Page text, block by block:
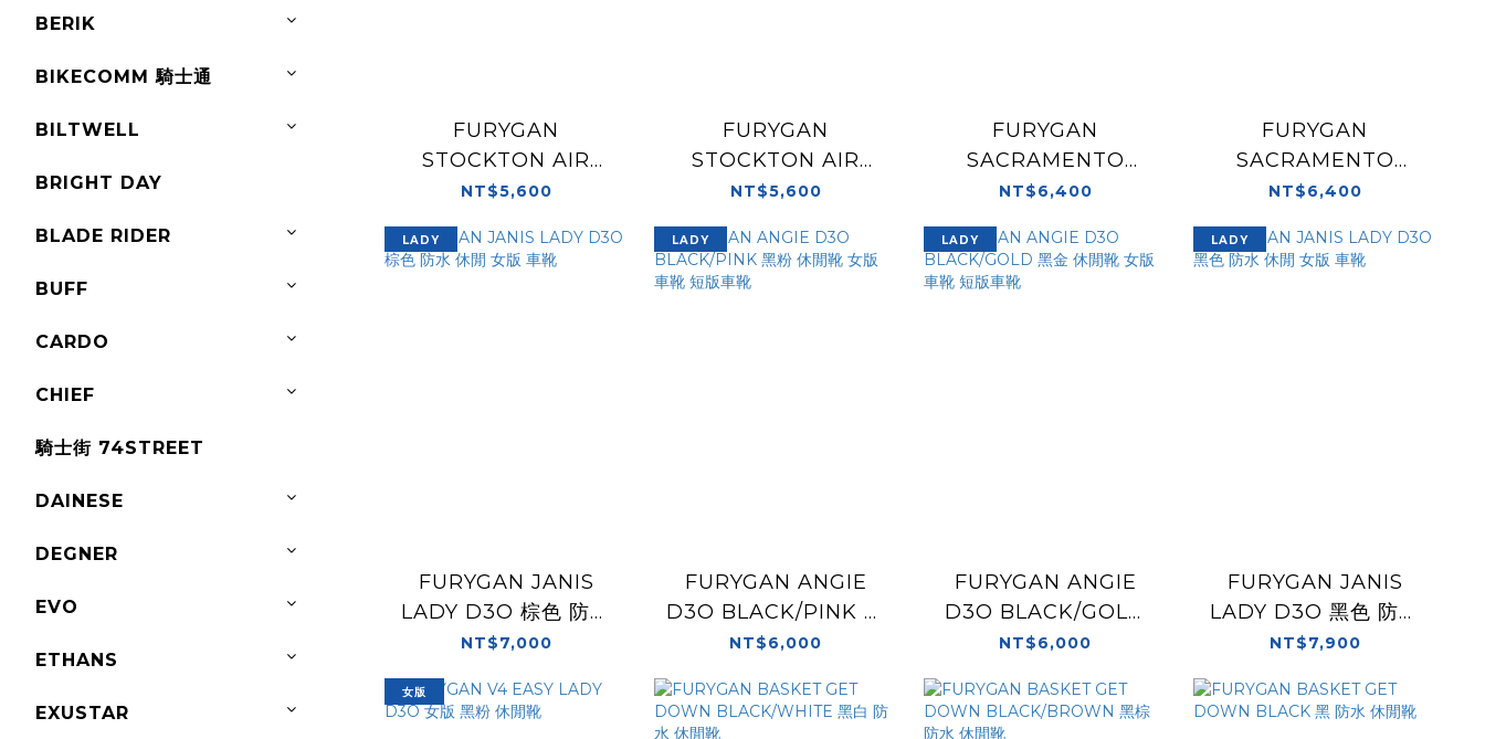
BERIK
BIKECOMM 騎士通
BILTWELL
BRIGHT DAY
BLADE RIDER
BUFF
CARDO
CHIEF
騎士街 74STREET
DAINESE
DEGNER
EVO
ETHANS
EXUSTAR
FURYGAN
STOCKTON AIR
D3O® PEARL-
閒靴 車靴 短版車靴
NT$5,600
FURYGAN
STOCKTON AIR
D3O® BLACK/RED
版車靴
NT$5,600
FURYGAN
SACRAMENTO
D3O® 黑色 休閒靴 車
NT$6,400
FURYGAN
SACRAMENTO
D3O® 白灰螢黃 休閒
NT$6,400
LADY
FURYGAN JANIS
LADY D3O 棕色 防水
休閒 女版 車靴
NT$7,000
LADY
FURYGAN ANGIE
D3O BLACK/PINK 黑
粉 休閒靴 女版 車靴 短
NT$6,000
LADY
FURYGAN ANGIE
D3O BLACK/GOLD
黑金 休閒靴 女版 車靴
NT$6,000
LADY
FURYGAN JANIS
LADY D3O 黑色 防水
休閒 女版 車靴
NT$7,900
女版